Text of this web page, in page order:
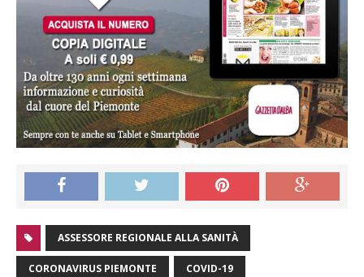
ASSESSORE REGIONALE ALLA SANITÀ
CORONAVIRUS PIEMONTE COVID-19